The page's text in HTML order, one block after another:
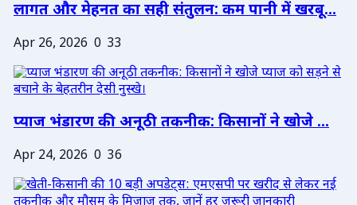
लागत और मेहनत का सही संतुलन: कम पानी में खरबू...
Apr 26, 2026 0 33
प्याज भंडारण की अनूठी तकनीक: किसानों ने खोजे ...
Apr 24, 2026 0 36